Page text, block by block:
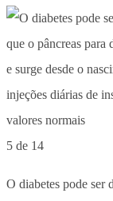
5 de 14
O diabetes pode ser